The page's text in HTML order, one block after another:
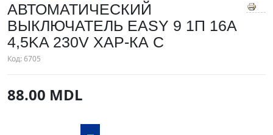
АВТОМАТИЧЕСКИЙ
ВЫКЛЮЧАТЕЛЬ EASY 9 1П 16A
4,5KA 230V ХАР-КА С
Код:6705
88.00 MDL